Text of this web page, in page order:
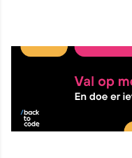
6 sep 2010, 15:59
Delen